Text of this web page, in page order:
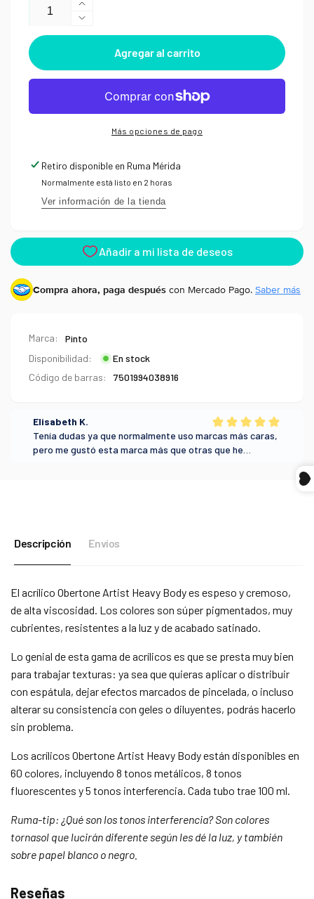
Aumentar
cantidad
para
Acrílico
Obertone
Artist
Heavy
Body
Reducir
cantidad
Acrílico
Obertone
Artist
Heavy
Agregar al carrito
Más opciones de pago
Retiro disponible en Ruma Mérida
Normalmente está listo en 2 horas
Ver información de la tienda
Compra ahora, paga después con Mercado Pago. Saber más
Marca:
Pinto
Disponibilidad:
En stock
Código de barras:
7501994038916
Descripción Envíos
El acrílico Obertone Artist Heavy Body es espeso y cremoso,
de alta viscosidad. Los colores son súper pigmentados, muy
cubrientes, resistentes a la luz y de acabado satinado.
Lo genial de esta gama de acrílicos es que se presta muy bien
para trabajar texturas: ya sea que quieras aplicar o distribuir
con espátula, dejar efectos marcados de pincelada, o incluso
alterar su consistencia con geles o diluyentes, podrás hacerlo
sin problema.
Los acrílicos Obertone Artist Heavy Body están disponibles en
60 colores, incluyendo 8 tonos metálicos, 8 tonos
fluorescentes y 5 tonos interferencia. Cada tubo trae 100 ml.
Ruma-tip: ¿Qué son los tonos interferencia? Son colores
tornasol que lucirán diferente según les dé la luz, y también
sobre papel blanco o negro.
Compra ahora y paga a meses
2 En tu cuenta de Mercado Pago,
Crédito sujeto a aprobación.
¿Tienes dudas? Consulta nuestra Ayuda.